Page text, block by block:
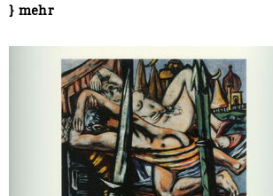
} mehr